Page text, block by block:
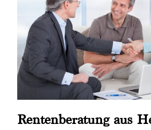
Rentenberatung aus